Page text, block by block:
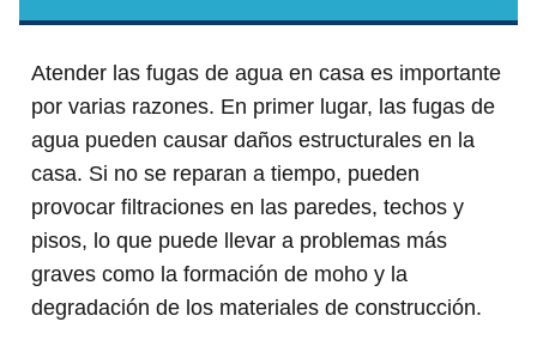
Atender las fugas de agua en casa es importante
por varias razones. En primer lugar, las fugas de
agua pueden causar daños estructurales en la
casa. Si no se reparan a tiempo, pueden
provocar filtraciones en las paredes, techos y
pisos, lo que puede llevar a problemas más
graves como la formación de moho y la
degradación de los materiales de construcción.